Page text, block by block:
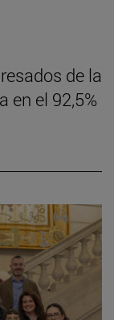
de la
en el 92,5%